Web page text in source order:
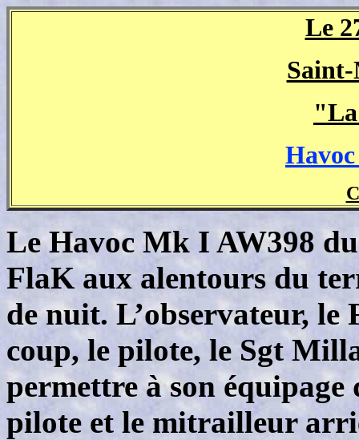
Le
Le Havoc Mk I AW398
FlaK aux alentours du
de nuit. L’observateur,
coup, le pilote, le Sgt
permettre à son
pilote et le mitrailleur